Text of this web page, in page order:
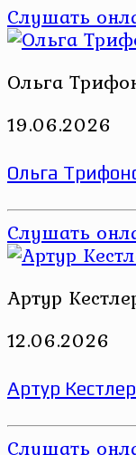
Слушать
Ольга
19.06.2026
Ольга
Слушать
Артур
12.06.2026
Артур
Слушать